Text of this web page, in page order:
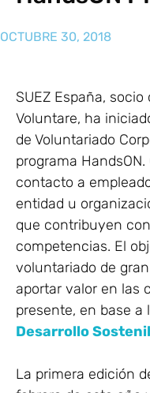
OCTUBRE 30, 2018
SUEZ España,
Voluntare, ha
de Voluntariado
programa
contacto a
entidad u
que contribuyen
competencias. El
voluntariado de
aportar valor en las
presente, en base a
Desarrollo
La primera edición